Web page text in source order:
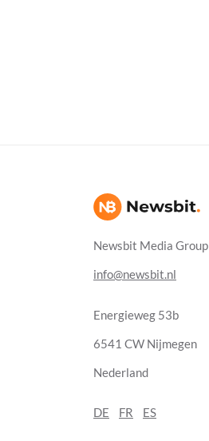
Newsbit Media Group
info@newsbit.nl
Energieweg 53b
6541 CW Nijmegen
Nederland
DE FR ES